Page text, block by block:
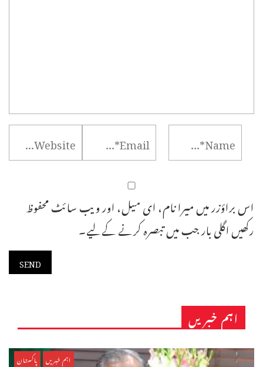
اس براؤزر میں میرا نام، ای میل، اور ویب سائٹ محفوظ
رکھیں اگلی بار جب میں تبصرہ کرنے کےلیے۔
اہم خبریں
اہم خبریں پاکستان